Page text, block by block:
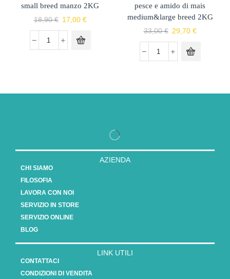
small breed manzo 2KG
18,90€ 17,00 €
pesce e amido di mais
medium&large breed 2KG
33,00€ 29,70 €
AZIENDA
CHI SIAMO
FILOSOFIA
LAVORA CON NOI
SERVIZIO IN STORE
SERVIZIO ONLINE
BLOG
LINK UTILI
CONTATTACI
CONDIZIONI DI VENDITA